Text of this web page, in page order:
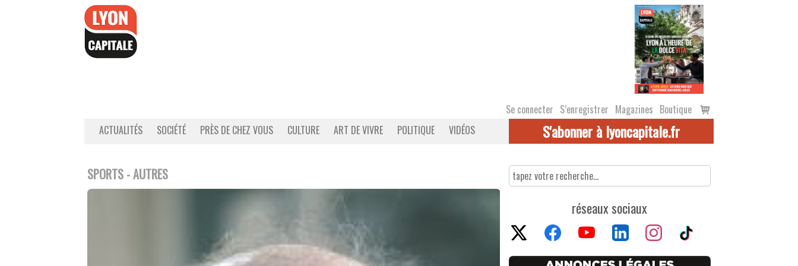
Se connecter S’enregistrer Magazines Boutique
Voir
le
ACTUALITÉS SOCIÉTÉ PRÈS DE CHEZ VOUS CULTURE ART DE VIVRE POLITIQUE VIDÉOS S'abonner à lyoncapitale.fr
SPORTS - AUTRES
réseaux sociaux